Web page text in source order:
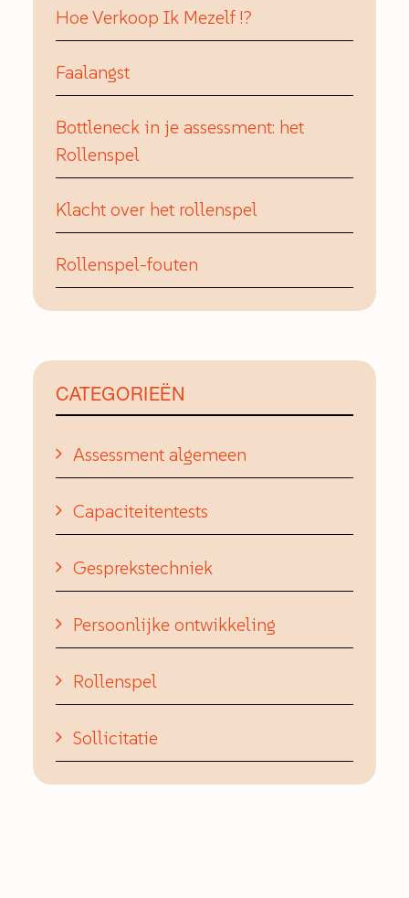
Hoe Verkoop Ik Mezelf !?
Faalangst
Bottleneck in je assessment: het
Rollenspel
Klacht over het rollenspel
Rollenspel-fouten
CATEGORIEËN
Assessment algemeen
Capaciteitentests
Gesprekstechniek
Persoonlijke ontwikkeling
Rollenspel
Sollicitatie